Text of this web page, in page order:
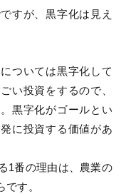
すが、黒字化は見え
ついては黒字化して
い投資をするので、
黒字化がゴールとい
に投資する価値があ
1番の理由は、農業の
す。